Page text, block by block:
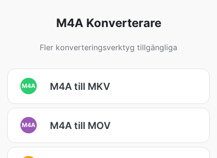
M4A Konverterare
Fler konverteringsverktyg tillgängliga
M4A M4A till MKV
M4A M4A till MOV